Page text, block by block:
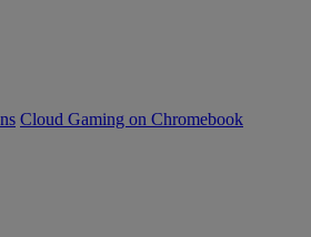
Cloud Gaming on Chromebook